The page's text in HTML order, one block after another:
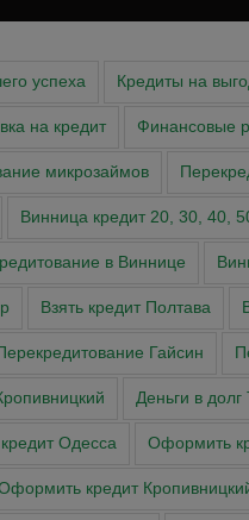
успеха Кредиты на
на кредит Финансовые
микрозаймов
Винница кредит 20, 30, 40,
в Виннице
Взять кредит Полтава
Гайсин
Деньги в
Одесса Оформить
кредит